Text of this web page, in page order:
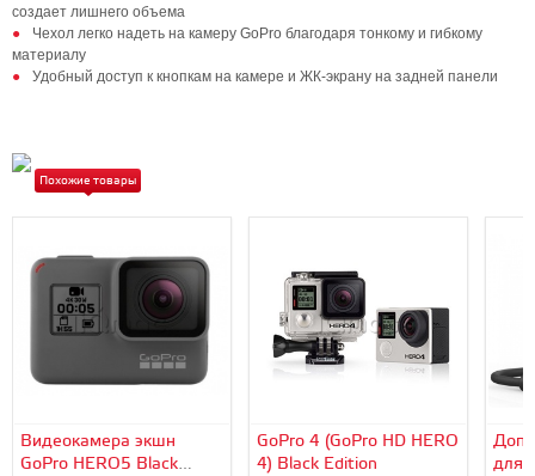
создает лишнего объема
Чехол легко надеть на камеру GoPro благодаря тонкому и гибкому
материалу
Удобный доступ к кнопкам на камере и ЖК-экрану на задней панели
Похожие товары
Видеокамера экшн
GoPro HERO5 Black
GoPro 4 (GoPro HD HERO
4) Black Edition
для